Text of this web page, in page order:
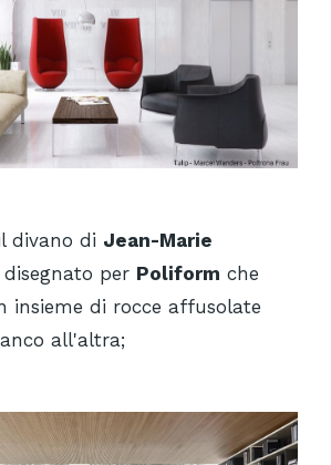
divano di Jean-Marie
disegnato per Poliform che
insieme di rocce affusolate
all'altra;